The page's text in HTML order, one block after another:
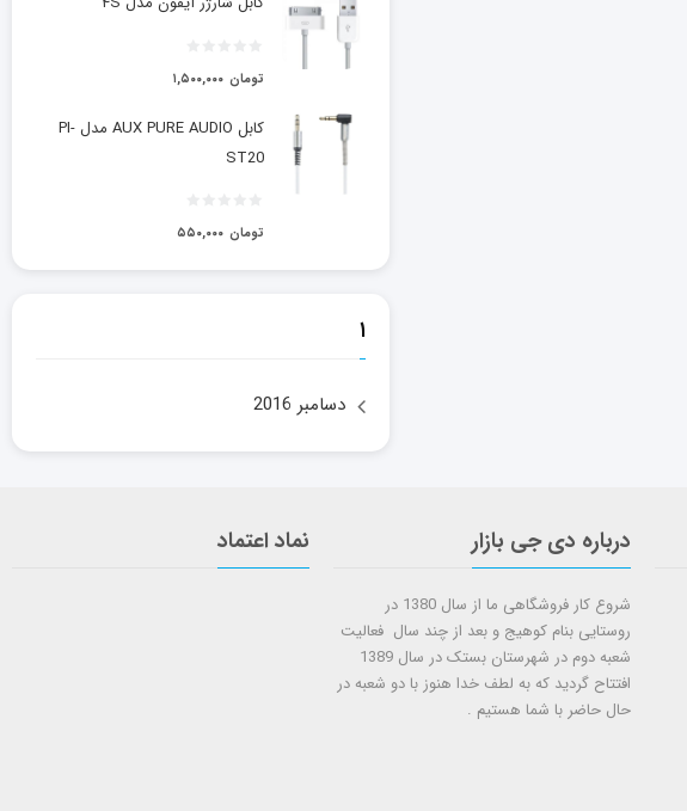
۱,۵۰۰,۰۰۰ تومان
کابل AUX PURE AUDIO مدل PI-
ST20
۵۵۰,۰۰۰ تومان
۱
دسامبر 2016
درباره دی جی بازار
شروع کار فروشگاهی ما از سال 1380 در
روستایی بنام کوهیج و بعد از چند سال فعالیت
شعبه دوم در شهرستان بستک در سال 1389
افتتاح گردید که به لطف خدا هنوز با دو شعبه در
حال حاضر با شما هستيم .
نماد اعتماد